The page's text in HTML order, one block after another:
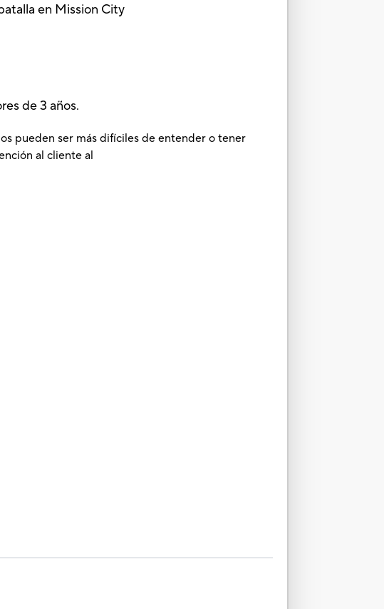
en Mission City
de 3 años.
pueden ser más difíciles de entender o tener
al cliente al